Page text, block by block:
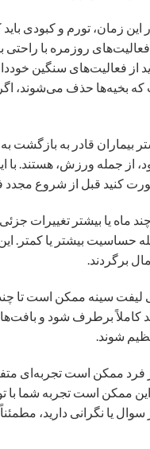
این زمان، تورم و کبودی
فعالیت‌های روزمره با راحتی
از فعالیت‌های سنگین
بخیه‌ها حذف می‌شوند،
بیماران قادر به بازگشت
از جمله ورزش، هستند. با
کنید قبل از شروع مجدد
ماه یا بیشتر تغییرات
حساسیت بیشتر یا کمتر. این
برگردند.
لیفت سینه ممکن است تا
کاملاً برطرف شود و
شوند.
فرد ممکن است تجربه‌ای
ممکن است تجربه شما
یا نگرانی دارید،